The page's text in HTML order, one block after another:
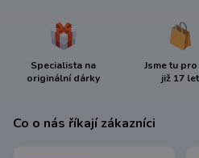
Specialista na
originální dárky
Jsme tu
již 17 let
Co o nás říkají zákazníci